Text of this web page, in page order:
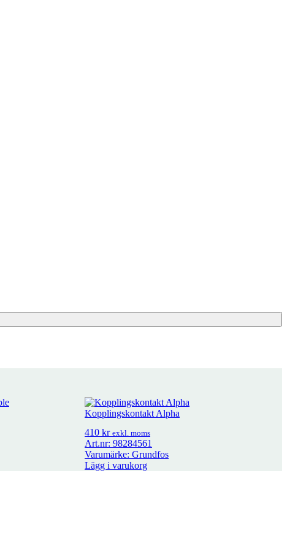
Kopplingskontakt Alpha
410 kr exkl. moms
Art.nr: 98284561
Varumärke: Grundfos
Lägg i varukorg